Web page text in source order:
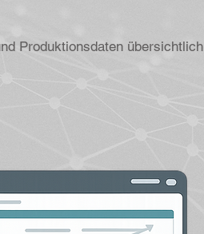
Produktionsdaten übersichtlich